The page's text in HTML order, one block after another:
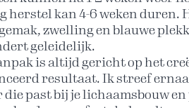
herstel kan 4-6 weken duren.
zwelling en blauwe
geleidelijk.
is altijd gericht op het
resultaat. Ik streef
past bij je lichaamsbouw